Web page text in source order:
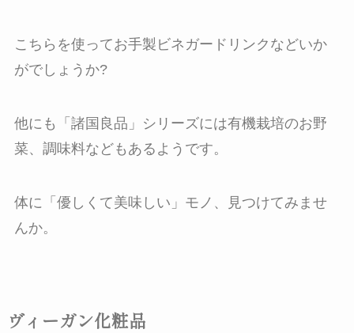
こちらを使ってお手製ビネガードリンクなどいか
がでしょうか?
他にも「諸国良品」シリーズには有機栽培のお野
菜、調味料などもあるようです。
体に「優しくて美味しい」モノ、見つけてみませ
んか。
ヴィーガン化粧品